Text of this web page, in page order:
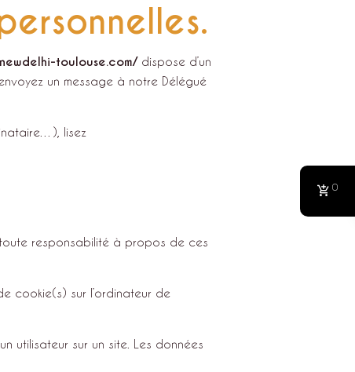
toulouse.com/dispose d’un
un message à notre Délégué
lisez
responsabilité à propos de ces
cookie(s) sur l’ordinateur de
utilisateur sur un site. Les données
0